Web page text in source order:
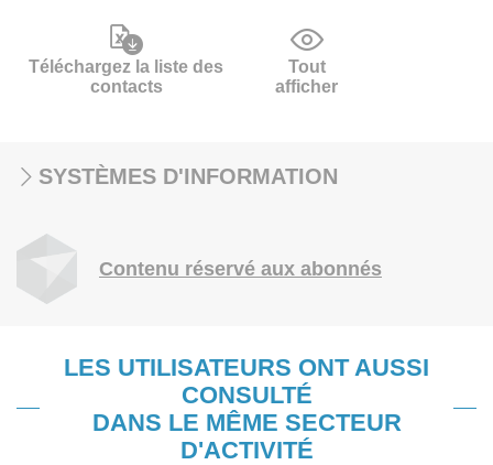
Téléchargez la liste des
contacts
Tout
afficher
SYSTÈMES D'INFORMATION
Contenu réservé aux abonnés
LES UTILISATEURS ONT AUSSI
CONSULTÉ
DANS LE MÊME SECTEUR
D'ACTIVITÉ